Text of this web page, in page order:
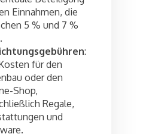
Einnahmen, die
5 % und 7 %
:
für den
oder den
Shop,
Regale,
und